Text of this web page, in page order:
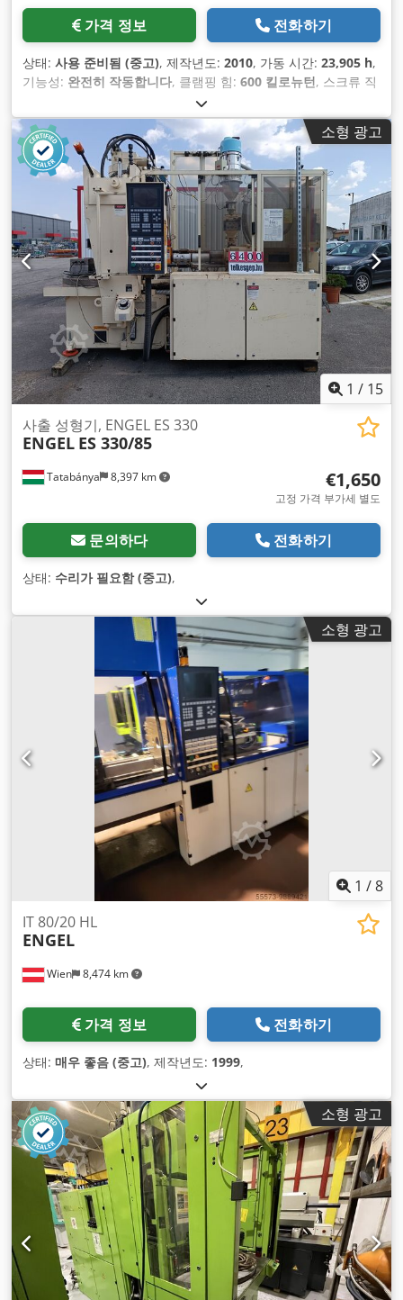
가격 정보 전화하기
상태: 사용 준비됨 (중고), 제작년도: 2010, 가동 시간: 23,905 h,
기능성: 완전히 작동합니다, 클램핑 힘: 600 킬로뉴턴, 스크류 직
, 분사 압력:
335 mm, 총 길이:2,420 mm, 총 폭:1,700 mm, 총 높이:
3,100 mm
, 총중량:6,700 kg, 장비:문서 / 매뉴얼, 소형 광고
1 / 15
Tatabánya 8,397 km
사출 성형기, ENGEL ES 330
ENGEL ES 330/85
€1,650
고정 가격 부가세 별도
문의하다 전화하기
상태: 수리가 필요함 (중고),
소형 광고
1 /8
Wien 8,474 km
IT 80/20 HL
ENGEL
가격 정보 전화하기
상태: 매우 좋음 (중고), 제작년도: 1999,
소형 광고